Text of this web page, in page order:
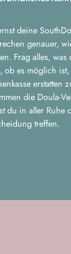
deine
genauer,
Frag alles,
ob es möglich
erstatten
die Doula-
du in aller Ruhe
treffen.